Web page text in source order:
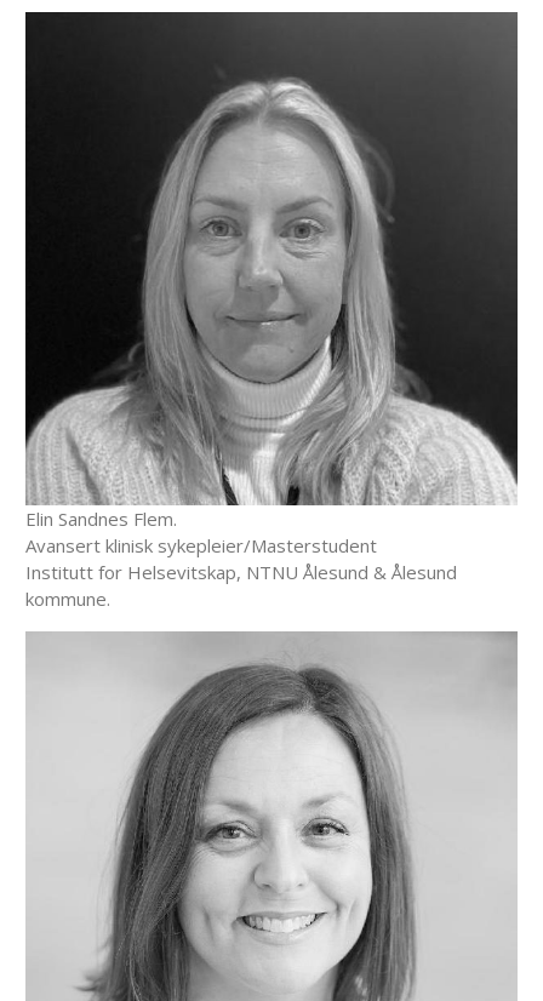
Elin Sandnes Flem.
Avansert klinisk sykepleier/Masterstudent
Institutt for Helsevitskap, NTNU Ålesund & Ålesund
kommune.